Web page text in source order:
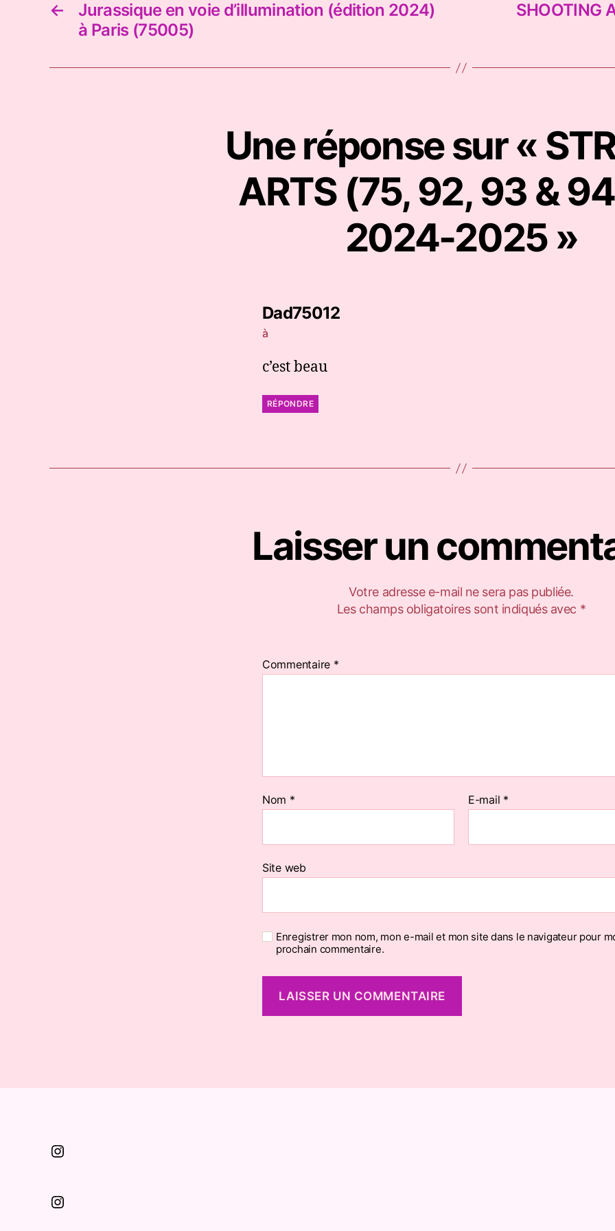
←
Jurassique en voie d’illumination (édition 2024)
à Paris (75005)
SHOOTING
Une réponse sur «
ARTS (75, 92, 93 &
2024-2025 »
Dad75012dit :
à
c’est beau
RÉPONDRE
Laisser un
Votre adresse e-mail ne sera pas publiée.
Les champs obligatoires sont indiqués avec *
Commentaire *
Nom * E-mail *
Site web
Enregistrer mon nom, mon e-mail et mon site dans le navigateur pour
prochain commentaire.
Instagram
Instagram